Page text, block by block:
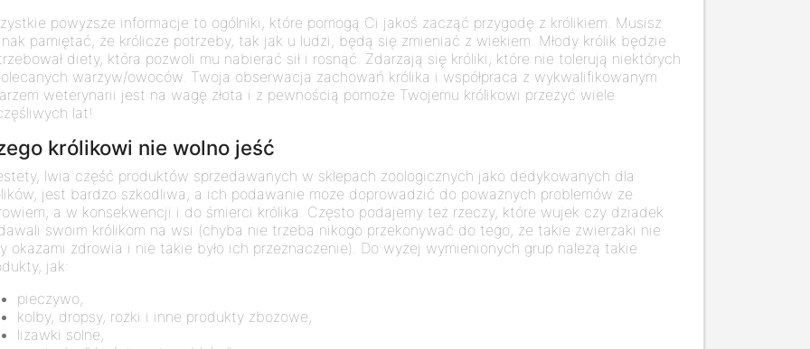
powyższe informacje to ogólniki, które pomogą Ci jakoś zacząć przygodę z królikiem. Musisz
pamiętać, że królicze potrzeby, tak jak u ludzi, będą się zmieniać z wiekiem. Młody królik będzie
diety, która pozwoli mu nabierać sił i rosnąć. Zdarzają się króliki, które nie tolerują niektórych
warzyw/owoców. Twoja obserwacja zachowań królika i współpraca z wykwalifikowanym
weterynarii jest na wagę złota i z pewnością pomoże Twojemu królikowi przeżyć wiele
lat!
królikowi nie wolno jeść
lwia część produktów sprzedawanych w sklepach zoologicznych jako dedykowanych dla
jest bardzo szkodliwa, a ich podawanie może doprowadzić do poważnych problemów ze
a w konsekwencji i do śmierci królika. Często podajemy też rzeczy, które wujek czy dziadek
swoim królikom na wsi (chyba nie trzeba nikogo przekonywać do tego, że takie zwierzaki nie
okazami zdrowia i nie takie było ich przeznaczenie). Do wyżej wymienionych grup należą takie
jak:
pieczywo,
kolby, dropsy, rożki i inne produkty zbożowe,
lizawki solne,